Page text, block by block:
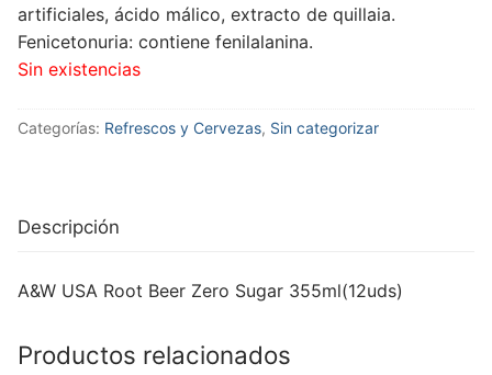
artificiales, ácido málico, extracto de quillaia.
Fenicetonuria: contiene fenilalanina.
Sin existencias
Categorías: Refrescos y Cervezas, Sin categorizar
Descripción
A&W USA Root Beer Zero Sugar 355ml(12uds)
Productos relacionados